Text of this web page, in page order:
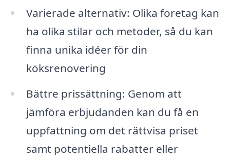
Varierade alternativ: Olika företag kan
ha olika stilar och metoder, så du kan
finna unika idéer för din
köksrenovering
Bättre prissättning: Genom att
jämföra erbjudanden kan du få en
uppfattning om det rättvisa priset
samt potentiella rabatter eller